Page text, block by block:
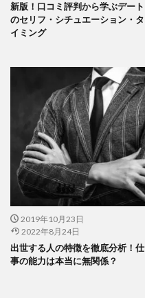
新版！口コミ評判から学ぶデート
のセリフ・シチュエーション・タ
イミング
2019年10月23日
2022年8月24日
出世する人の特徴を徹底分析！仕
事の能力は本当に無関係？